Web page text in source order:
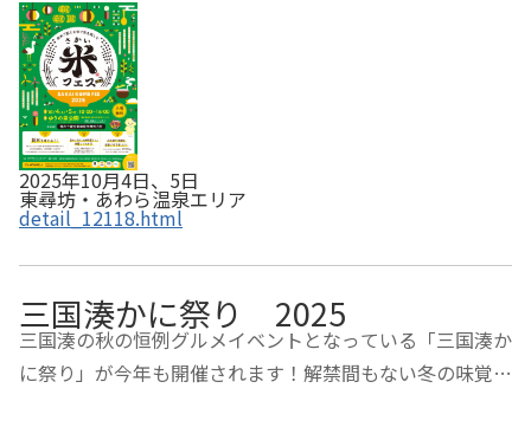
2025年10月4日、5日
東尋坊・あわら温泉エリア
detail_12118.html
三国湊かに祭り 2025
三国湊の秋の恒例グルメイベントとなっている「三国湊か
に祭り」が今年も開催されます！解禁間もない冬の味覚の